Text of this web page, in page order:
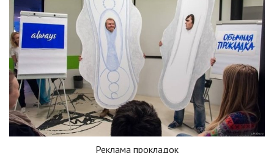
Реклама прокладок